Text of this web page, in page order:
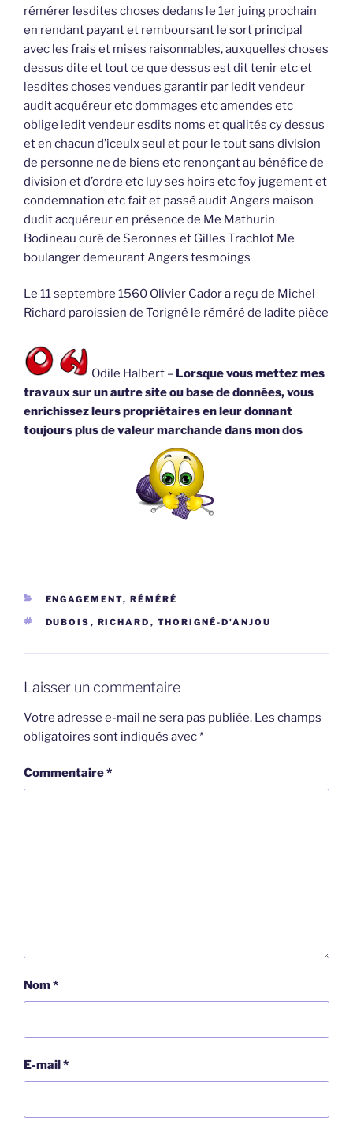
rémérer lesdites choses dedans le 1er juing prochain
en rendant payant et remboursant le sort principal
avec les frais et mises raisonnables, auxquelles choses
dessus dite et tout ce que dessus est dit tenir etc et
lesdites choses vendues garantir par ledit vendeur
audit acquéreur etc dommages etc amendes etc
oblige ledit vendeur esdits noms et qualités cy dessus
et en chacun d’iceulx seul et pour le tout sans division
de personne ne de biens etc renonçant au bénéfice de
division et d’ordre etc luy ses hoirs etc foy jugement et
condemnation etc fait et passé audit Angers maison
dudit acquéreur en présence de Me Mathurin
Bodineau curé de Seronnes et Gilles Trachlot Me
boulanger demeurant Angers tesmoings
Le 11 septembre 1560 Olivier Cador a reçu de Michel
Richard paroissien de Torigné le réméré de ladite pièce
Odile Halbert – Lorsque vous mettez mes
travaux sur un autre site ou base de données, vous
enrichissez leurs propriétaires en leur donnant
toujours plus de valeur marchande dans mon dos
CATÉGORIES
ENGAGEMENT, RÉMÉRÉ
ÉTIQUETTES
DUBOIS , RICHARD , THORIGNÉ-D'ANJOU
Laisser un commentaire
Votre adresse e-mail ne sera pas publiée. Les champs
obligatoires sont indiqués avec*
Commentaire*
Nom*
E-mail*